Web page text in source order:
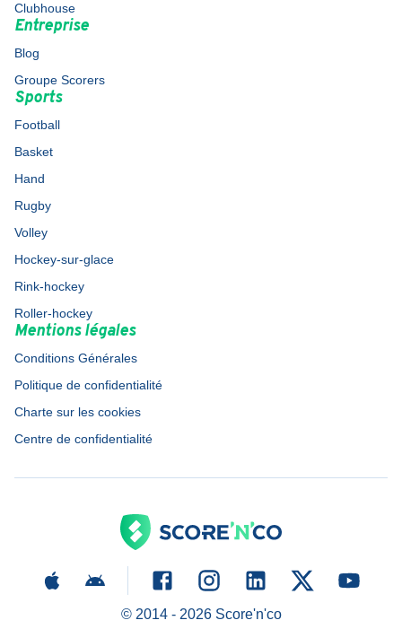
Clubhouse
Entreprise
Blog
Groupe Scorers
Sports
Football
Basket
Hand
Rugby
Volley
Hockey-sur-glace
Rink-hockey
Roller-hockey
Mentions légales
Conditions Générales
Politique de confidentialité
Charte sur les cookies
Centre de confidentialité
© 2014 - 2026Score'n'co